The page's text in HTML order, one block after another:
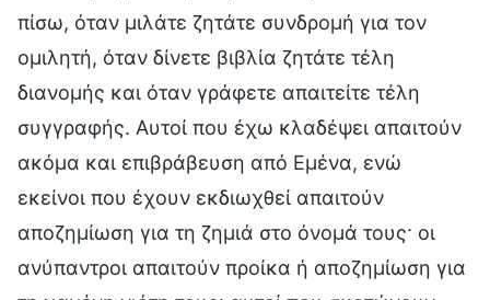
πίσω, όταν μιλάτε ζητάτε συνδρομή για τον
ομιλητή, όταν δίνετε βιβλία ζητάτε τέλη
διανομής και όταν γράφετε απαιτείτε τέλη
συγγραφής. Αυτοί που έχω κλαδέψει απαιτούν
ακόμα και επιβράβευση από Εμένα, ενώ
εκείνοι που έχουν εκδιωχθεί απαιτούν
αποζημίωση για τη ζημιά στο όνομά τους· οι
ανύπαντροι απαιτούν προίκα ή αποζημίωση για